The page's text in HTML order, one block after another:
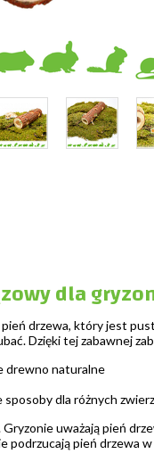
dla
drzewa, który jest
Dzięki tej zabawnej
drewno naturalne
dla różnych
uważają pień
podrzucają pień drzewa